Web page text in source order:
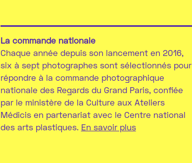
La commande nationale
Chaque année depuis son lancement en 2016,
six à sept photographes sont sélectionnés pour
répondre à la commande photographique
nationale des Regards du Grand Paris, confiée
par le ministère de la Culture aux Ateliers
Médicis en partenariat avec le Centre national
des arts plastiques. En savoir plus